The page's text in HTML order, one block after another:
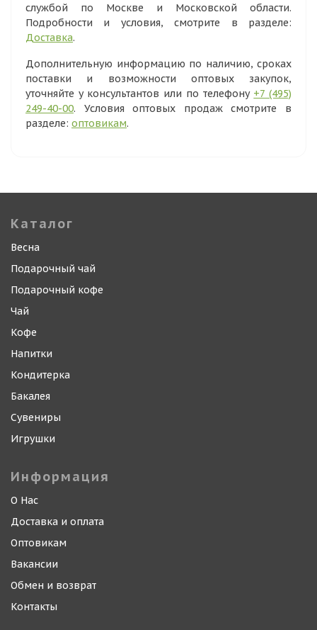
службой по Москве и Московской области.
Подробности и условия, смотрите в разделе:
Доставка.
Дополнительную информацию по наличию, сроках
поставки и возможности оптовых закупок,
уточняйте у консультантов или по телефону +7 (495)
249-40-00. Условия оптовых продаж смотрите в
разделе: оптовикам.
Каталог
Весна
Подарочный чай
Подарочный кофе
Чай
Кофе
Напитки
Кондитерка
Бакалея
Сувениры
Игрушки
Информация
О Нас
Доставка и оплата
Оптовикам
Вакансии
Обмен и возврат
Контакты